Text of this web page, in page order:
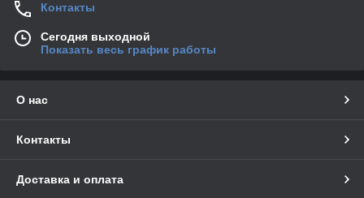
Контакты
Сегодня выходной
Показать весь график работы
О нас
Контакты
Доставка и оплата